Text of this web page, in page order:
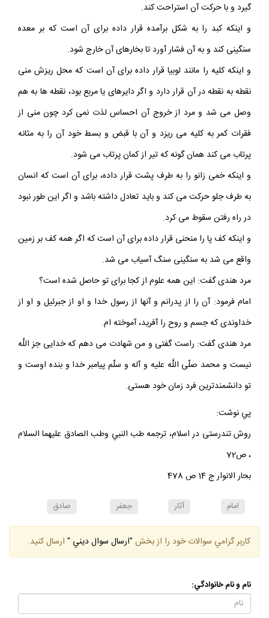
گيرد و با حركت آن استراحت كند.
و اينكه كبد را به شكل برآمده قرار داده براى آن است كه بر معده
سنگينى كند و به آن فشار آورد تا بخارهاى آن خارج شود.
و اينكه كليه را مانند لوبيا قرار داده براى آن است كه محل ريزش منى
نقطه به نقطه در آن قرار دارد و اگر دايره‏اى يا مربع بود، نقطه ‏ها به هم
وصل مى‏ شد و مرد از خروج آن احساس لذت نمى‏ كرد چون منى از
فقرات كمر به كليه مى‏ ريزد و آن با قبض و بسط خود آن را به مثانه
پرتاب مى‏ كند همان گونه كه تير از كمان پرتاب مى‏ شود.
و اينكه خمى زانو را به طرف پشت قرار داده، براى آن است كه انسان
به طرف جلو حركت مى‏ كند و بايد تعادل داشته باشد و اگر اين طور نبود
در راه رفتن سقوط مى‏ كرد.
و اينكه كف پا را منحنى قرار داده براى آن است كه اگر همه كف بر زمين
واقع مى‏ شد به سنگينى سنگ آسياب مى‏ شد.
مرد هندى گفت: اين همه علوم از كجا براى تو حاصل شده است؟
امام فرمود: آن را از پدرانم و آنها از رسول خدا و او از جبرئيل و او از
خداوندى كه جسم و روح را آفريد، آموخته ‏ام.
مرد هندى گفت: راست گفتى و من شهادت مى‏ دهم كه خدايى جز اللَّه
نيست و محمد صلّى اللَّه عليه و آله و سلّم پيامبر خدا و بنده اوست و
تو دانشمندترين فرد زمان خود هستى.
پي نوشت:
روش تندرستى در اسلام، ترجمه طب النبي وطب الصادق عليهما السلام
، ص72
بحار الانوار ج 14 ص 478
امام آثار جعفر صادق
كاربر گرامي سوالات خود را از بخش "ارسال سوال ديني " ارسال كنيد.
نام و نام خانوادگي: